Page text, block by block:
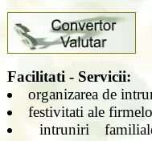
Facilitati - Servicii:
organizarea de
festivitati ale
intruniri